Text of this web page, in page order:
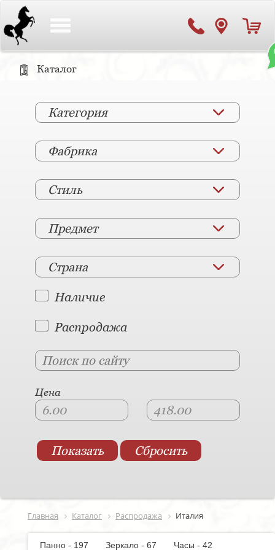
Каталог
Категория
Фабрика
Стиль
Предмет
Страна
Наличие
Распродажа
Цена
Главная Каталог Распродажа Италия
Панно - 197 Зеркало - 67
Часы - 42